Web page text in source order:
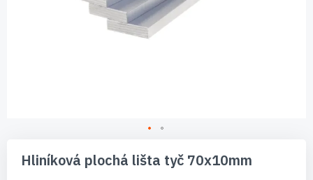
začiatok
Hliníková plochá lišta tyč 70x10mm